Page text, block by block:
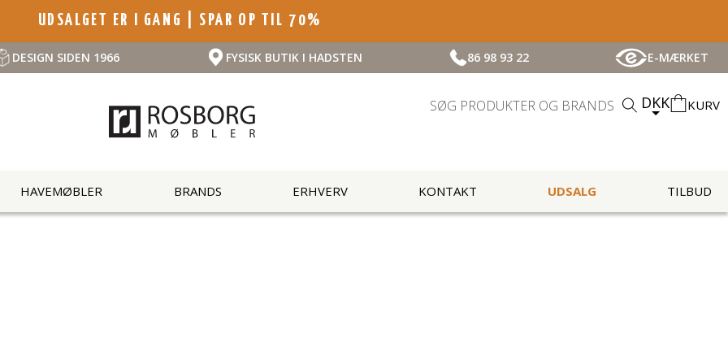
UDSALGET ER I GANG | SPAR OP TIL 70%
DESIGN SIDEN 1966 FYSISK BUTIK I HADSTEN 86 98 93 22 E-MÆRKET
DKK KURV
HAVEMØBLER BRANDS ERHVERV KONTAKT UDSALG TILBUD